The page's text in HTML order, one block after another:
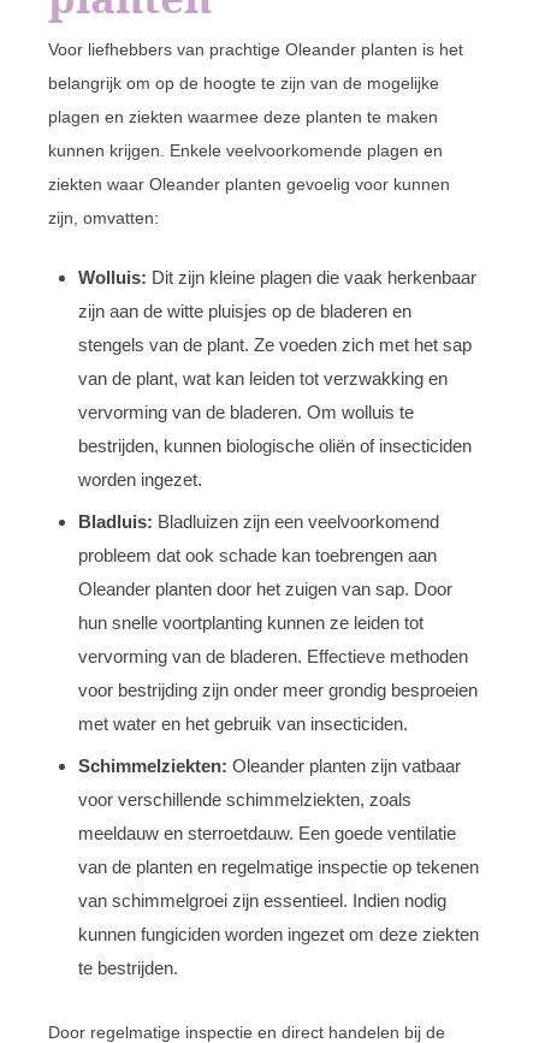
Voor liefhebbers van prachtige Oleander planten is het
belangrijk om op de hoogte te zijn van de mogelijke
plagen en ziekten waarmee deze planten te maken
kunnen krijgen. Enkele veelvoorkomende plagen en
ziekten waar Oleander planten gevoelig voor kunnen
zijn, omvatten:
Wolluis: Dit zijn kleine plagen die vaak herkenbaar
zijn aan de witte pluisjes op de bladeren en
stengels van de plant. Ze voeden zich met het sap
van de plant, wat kan leiden tot verzwakking en
vervorming van de bladeren. Om wolluis te
bestrijden, kunnen biologische oliën of insecticiden
worden ingezet.
Bladluis: Bladluizen zijn een veelvoorkomend
probleem dat ook schade kan toebrengen aan
Oleander planten door het zuigen van sap. Door
hun snelle voortplanting kunnen ze leiden tot
vervorming van de bladeren. Effectieve methoden
voor bestrijding zijn onder meer grondig besproeien
met water en het gebruik van insecticiden.
Schimmelziekten: Oleander planten zijn vatbaar
voor verschillende schimmelziekten, zoals
meeldauw en sterroetdauw. Een goede ventilatie
van de planten en regelmatige inspectie op tekenen
van schimmelgroei zijn essentieel. Indien nodig
kunnen fungiciden worden ingezet om deze ziekten
te bestrijden.
Door regelmatige inspectie en direct handelen bij de